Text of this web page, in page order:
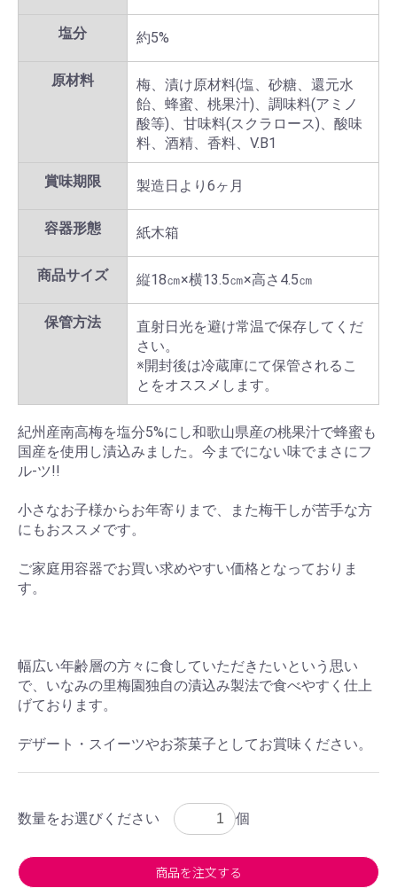
塩分 約5%
原材料
梅、漬け原材料(塩、砂糖、還元水
飴、蜂蜜、桃果汁)、調味料(アミノ
酸等)、甘味料(スクラロース)、酸味
料、酒精、香料、V.B1
賞味期限 製造日より6ヶ月
容器形態 紙木箱
商品サイズ 縦18㎝×横13.5㎝×高さ4.5㎝
保管方法
直射日光を避け常温で保存してくだ
さい。
※開封後は冷蔵庫にて保管されるこ
とをオススメします。
紀州産南高梅を塩分5%にし和歌山県産の桃果汁で蜂蜜も
国産を使用し漬込みました。今までにない味でまさにフ
ル-ツ!!
小さなお子様からお年寄りまで、また梅干しが苦手な方
にもおススメです。
ご家庭用容器でお買い求めやすい価格となっておりま
す。
幅広い年齢層の方々に食していただきたいという思い
で、いなみの里梅園独自の漬込み製法で食べやすく仕上
げております。
デザート・スイーツやお茶菓子としてお賞味ください。
数量をお選びください 個
商品を注文する